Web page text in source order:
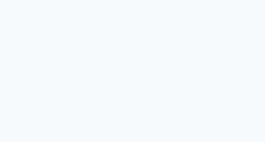
del Gobierno».